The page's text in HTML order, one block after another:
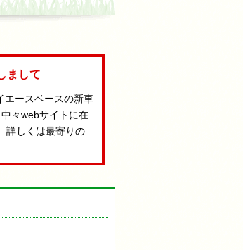
まして
エースベースの新車
々webサイトに在
詳しくは最寄りの